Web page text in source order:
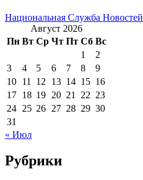
Национальная Служба Новостей
Август 2026
Пн Вт Ср Чт Пт Сб Вс
1
2
3
4 5 6 7 8
9
10 11 12 13 14 15 16
17 18 19 20 21 22 23
24 25 26 27 28 29 30
31
« Июл
Рубрики